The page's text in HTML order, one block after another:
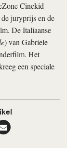
Cinekid
juryprijs en de
De Italiaanse
) van Gabriele
Het
een speciale